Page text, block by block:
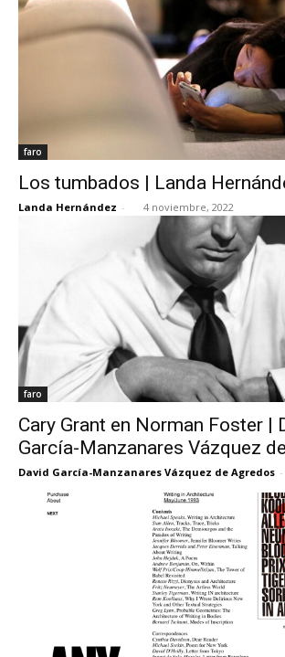
faro
Los tumbados | Landa
Landa Hernández - 4 noviembre, 2022
faro
Cary Grant en Norman Foster |
García-Manzanares Vázquez
David García-Manzanares Vázquez de Agredos -